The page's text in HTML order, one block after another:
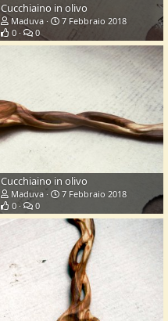
Cucchiaino in olivo
Maduva
7 Febbraio 2018
0
0
Cucchiaino in olivo
Maduva
7 Febbraio 2018
0
0